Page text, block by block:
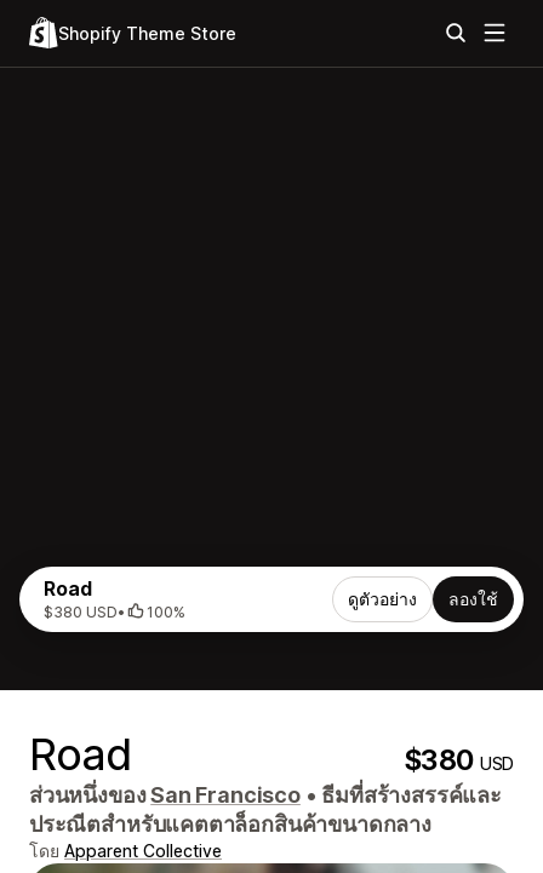
Shopify Theme Store
Road
$380 USD• 100%
ดูตัวอย่าง ลองใช้
Road $380USD
ส่วนหนึ่งของSan Francisco • ธีมที่สร้างสรรค์และ
ประณีตสำหรับแคตตาล็อกสินค้าขนาดกลาง
โดย Apparent Collective